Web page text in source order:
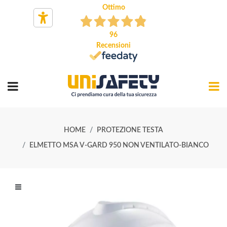
Ottimo
96
Recensioni
HOME PROTEZIONE TESTA
ELMETTO MSA V-GARD 950 NON VENTILATO-BIANCO